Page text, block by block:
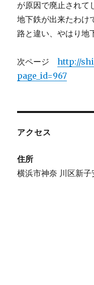
が原因で廃止されて
地下鉄が出来たわけ
路と違い、やはり地
次ページhttp://
page_id=967
アクセス
住所
横浜市神奈 川区新